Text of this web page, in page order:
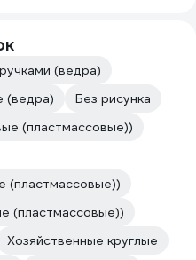
(ведра)
(ведра)
Без рисунка
(пластмассовые))
(пластмассовые))
(пластмассовые))
Хозяйственные круглые